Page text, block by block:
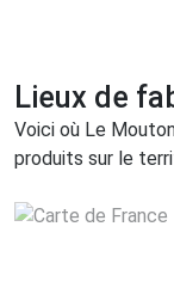
Lieux de
Voici où Le
produits sur le